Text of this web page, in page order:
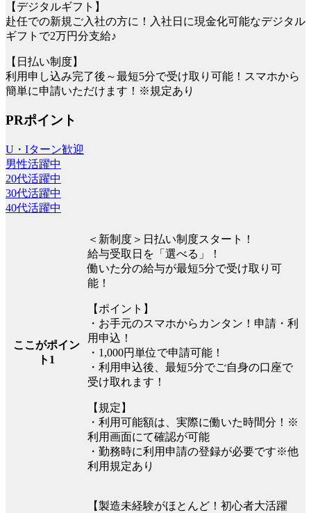
【デジタルギフト】
赴任での新規ご入社の方に！入社日に現金化可能なデジタル
ギフトで2万円分支給♪
【日払い制度】
利用申し込み完了後～最短5分で受け取り可能！スマホから
簡単に申請いただけます！※規定あり
PRポイント
U・Iターン歓迎
男性活躍中
20代活躍中
30代活躍中
40代活躍中
ここがポイン
ト1
＜新制度＞日払い制度スタート！
給与受取日を「選べる」！
働いた分の給与が最短5分で受け取り可
能！
【ポイント】
・お手元のスマホからカンタン！申請・利
用申込！
・1,000円単位で申請可能！
・利用申込後、最短5分でご自身の口座で
受け取れます！
【規定】
・利用可能額は、実際に働いた時間分！※
利用画面にて確認が可能
・勤務時に利用申請の登録が必要です※他
利用規定あり
【製造未経験がほとんど！初心者大活躍